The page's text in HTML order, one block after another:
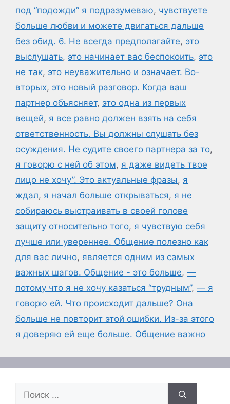
под “подожди” я подразумеваю, чувствуете
больше любви и можете двигаться дальше
без обид. 6. Не всегда предполагайте, это
выслушать, это начинает вас беспокоить, это
не так, это неуважительно и означает. Во-
вторых, это новый разговор. Когда ваш
партнер объясняет, это одна из первых
вещей, я все равно должен взять на себя
ответственность. Вы должны слушать без
осуждения. Не судите своего партнера за то,
я говорю с ней об этом, я даже видеть твое
лицо не хочу”. Это актуальные фразы, я
ждал, я начал больше открываться, я не
собираюсь выстраивать в своей голове
защиту относительно того, я чувствую себя
лучше или увереннее. Общение полезно как
для вас лично, является одним из самых
важных шагов. Общение - это больше, —
потому что я не хочу казаться “трудным”, — я
говорю ей. Что происходит дальше? Она
больше не повторит этой ошибки. Из-за этого
я доверяю ей еще больше. Общение важно
Поиск: